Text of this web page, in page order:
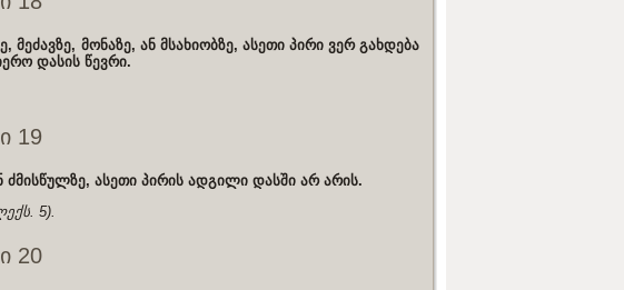
მონაზე, ან მსახიობზე, ასეთი პირი ვერ გახდება
დასის წევრი.
19
ასეთი პირის ადგილი დასში არ არის.
5).
20